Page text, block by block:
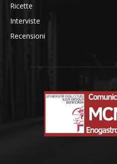
Ricette
Interviste
Recensioni